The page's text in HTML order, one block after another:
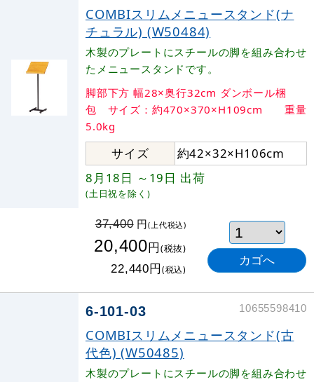
COMBIスリムメニュースタンド(ナ
チュラル) (W50484)
木製のプレートにスチールの脚を組み合わせ
たメニュースタンドです。
脚部下方 幅28×奥行32cm ダンボール梱
包 サイズ：約470×370×H109cm 重量
5.0kg
サイズ
約42×32×H106cm
8月18日 ～19日 出荷
(土日祝を除く)
37,400円(上代税込)
20,400円(税抜)
22,440円(税込)
6-101-03 10655598410
COMBIスリムメニュースタンド(古
代色) (W50485)
木製のプレートにスチールの脚を組み合わせ